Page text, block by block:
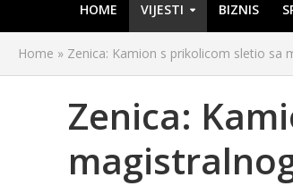
HOME VIJESTI BIZNIS
Home » Zenica: Kamion s prikolicom sletio sa
Zenica: